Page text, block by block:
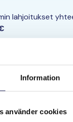
Information
använder cookies
lahjoitukset